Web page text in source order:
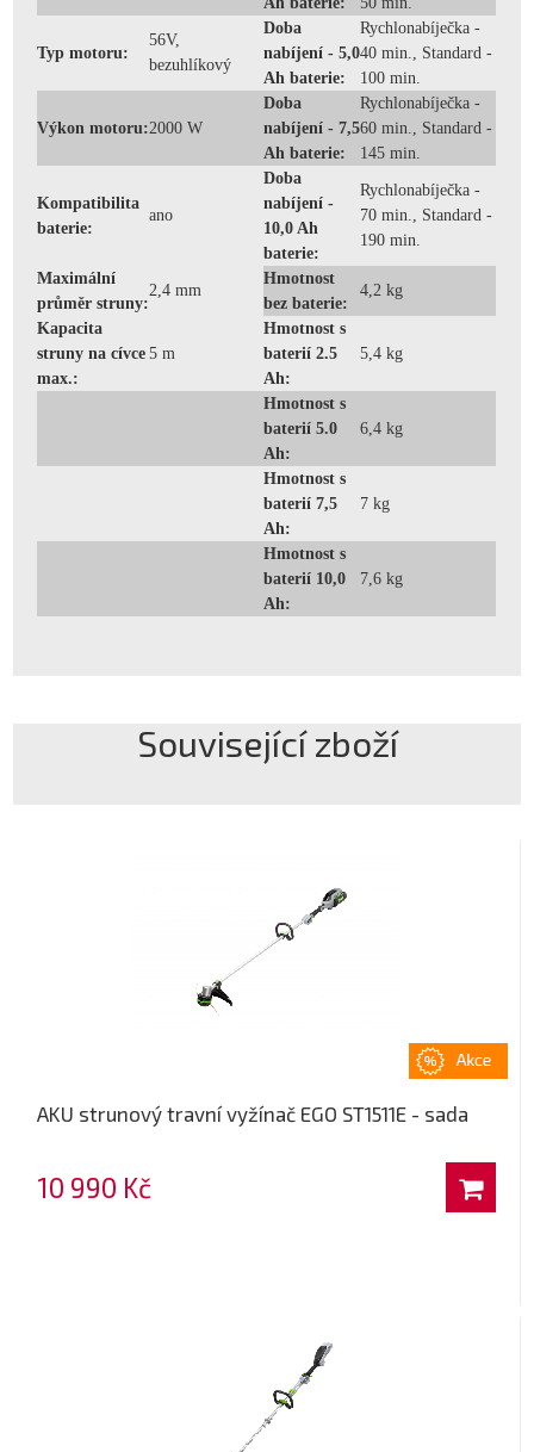
Typ motoru:
56V,
bezuhlíkový
Doba
nabíjení - 5,0
Ah baterie:
Rychlonabíječka -
40 min., Standard -
100 min.
Výkon motoru:2000 W
Doba
nabíjení - 7,5
Ah baterie:
Rychlonabíječka -
60 min., Standard -
145 min.
Kompatibilita
baterie:
ano
Doba
nabíjení -
10,0 Ah
baterie:
Rychlonabíječka -
70 min., Standard -
190 min.
Maximální
průměr struny:
2,4 mm
Hmotnost
bez baterie:
4,2 kg
Kapacita
struny na cívce
max.:
5 m
Hmotnost s
baterií 2.5
Ah:
5,4 kg
Hmotnost s
baterií 5.0
Ah:
6,4 kg
Hmotnost s
baterií 7,5
Ah:
7 kg
Hmotnost s
baterií 10,0
Ah:
7,6 kg
Související zboží
AKU strunový travní vyžínač EGO ST1511E - sada
10 990 Kč